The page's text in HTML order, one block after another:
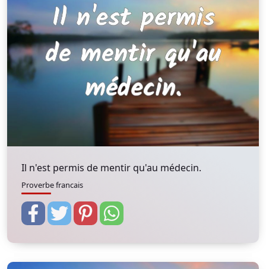
Il n'est permis de mentir qu'au médecin.
Proverbe francais